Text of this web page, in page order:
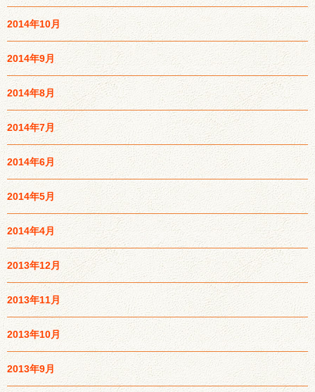
2014年10月
2014年9月
2014年8月
2014年7月
2014年6月
2014年5月
2014年4月
2013年12月
2013年11月
2013年10月
2013年9月